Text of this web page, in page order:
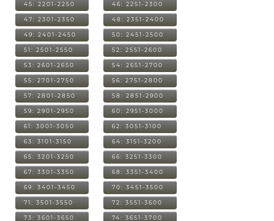
45: 2201-2250 46: 2251-2300
47: 2301-2350 48: 2351-2400
49: 2401-2450 50: 2451-2500
51: 2501-2550 52: 2551-2600
53: 2601-2650 54: 2651-2700
55: 2701-2750 56: 2751-2800
57: 2801-2850 58: 2851-2900
59: 2901-2950 60: 2951-3000
61: 3001-3050 62: 3051-3100
63: 3101-3150 64: 3151-3200
65: 3201-3250 66: 3251-3300
67: 3301-3350 68: 3351-3400
69: 3401-3450 70: 3451-3500
71: 3501-3550 72: 3551-3600
73: 3601-3650 74: 3651-3700